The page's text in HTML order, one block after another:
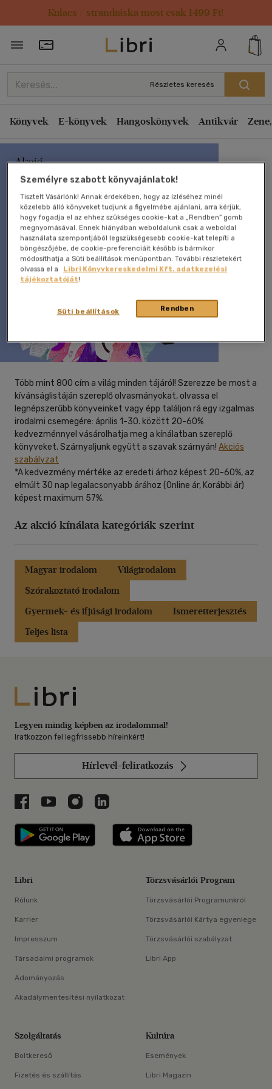
Kulacs / strandtáska most csak 1499 Ft!
Törzsvásárlói Kártya adatai
Részletes keresés
Könyvek E-könyvek Hangoskönyvek Antikvár
Több mint 800 cím a világ minden tájáról! Szerezze be most a
kívánságlistáján szereplő olvasmányokat, olvassa el
legnépszerűbb könyveinket vagy épp találjon rá egy izgalmas
irodalmi csemegére: április 1-30. között 20-60%
kedvezménnyel vásárolhatja meg a kínálatban szereplő
könyveket. Szárnyaljunk együtt a szavak szárnyán! Akciós
szabályzat
*A kedvezmény mértéke az eredeti árhoz képest 20-60%, az
elmúlt 30 nap legalacsonyabb árához (Online ár, Korábbi ár)
képest maximum 57%.
Az akció kínálata kategóriák szerint
Magyar irodalom
Világirodalom
Szórakoztató irodalom
Gyermek- és ifjúsági irodalom
Ismeretterjesztés
Teljes lista
Libri
Legyen mindig képben az irodalommal!
Iratkozzon fel legfrissebb híreinkért!
Hírlevél-feliratkozás
Libri a Facebookon
Libri a Youtube-on
Libri az Instagramon
Libri a LinkedInen
Libri applikáció Szerezd meg: Google
Libri
Rólunk
Karrier
Impresszum
Társadalmi programok
Adományozás
Akadálymentesítési nyilatkozat
Törzsvásárlói Program
Törzsvásárlói Programunkról
Törzsvásárlói Kártya egyenlege
Törzsvásárlói szabályzat
Libri App
Szolgáltatás
Boltkereső
Fizetés és szállítás
Kultúra
Események
Libri Magazin
Személyre szabott könyvajánlatok!
Tisztelt Vásárlónk! Annak érdekében, hogy az ízléséhez minél
közelebb álló könyveket tudjunk a figyelmébe ajánlani, arra kérjük,
hogy fogadja el az ehhez szükséges cookie-kat a „Rendben” gomb
megnyomásával. Ennek hiányában weboldalunk csak a weboldal
használata szempontjából legszükségesebb cookie-kat telepíti a
böngészőjébe, de cookie-preferenciáit később is bármikor
módosíthatja a Süti beállítások menüpontban. További részletekért
olvassa el a
Libri Könyvkereskedelmi Kft. adatkezelési
tájékoztatóját!
Rendben
Süti beállítások